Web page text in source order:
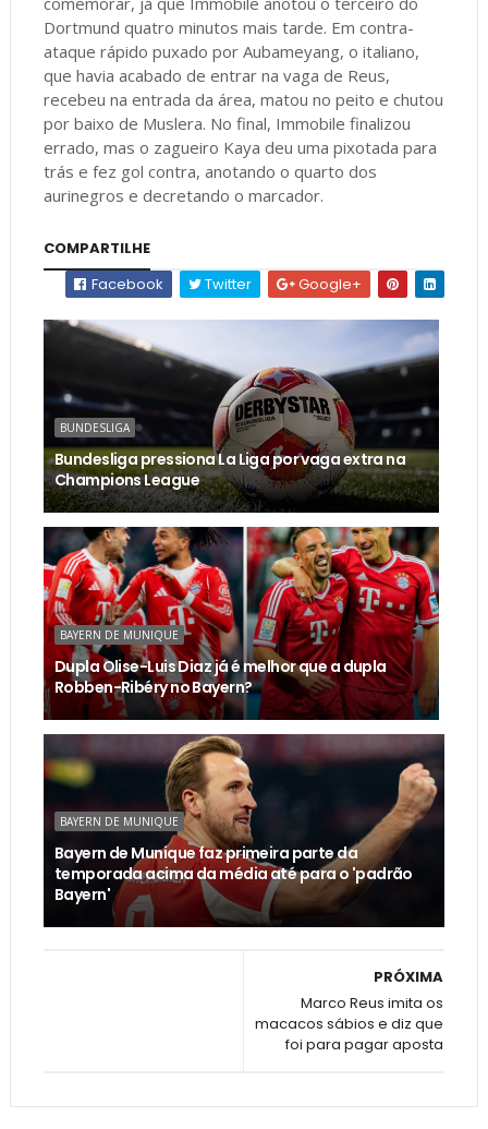
Dortmund quatro minutos mais tarde. Em contra-
ataque rápido puxado por Aubameyang, o italiano,
que havia acabado de entrar na vaga de Reus,
recebeu na entrada da área, matou no peito e chutou
por baixo de Muslera. No final, Immobile finalizou
errado, mas o zagueiro Kaya deu uma pixotada para
trás e fez gol contra, anotando o quarto dos
aurinegros e decretando o marcador.
COMPARTILHE
Facebook
Twitter Google+
BUNDESLIGA
Bundesliga pressiona La Liga por vaga extra na
Champions League
BAYERN DE MUNIQUE
Dupla Olise-Luis Diaz já é melhor que a dupla
Robben-Ribéry no Bayern?
BAYERN DE MUNIQUE
Bayern de Munique faz primeira parte da
temporada acima da média até para o 'padrão
Bayern'
PRÓXIMA
Marco Reus imita os
macacos sábios e diz que
foi para pagar aposta